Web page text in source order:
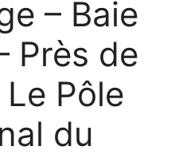
– Baie
Près de
Pôle
du